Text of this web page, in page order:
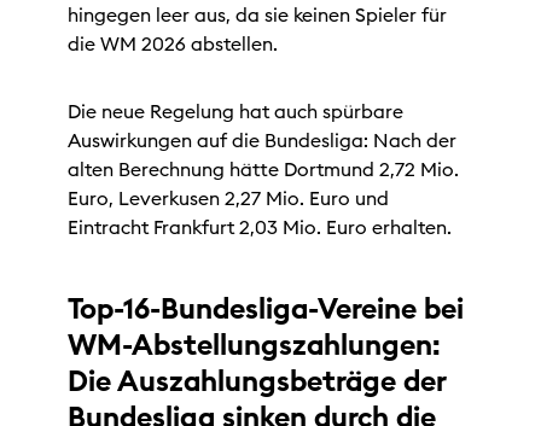
hingegen leer aus, da sie keinen Spieler für
die WM 2026 abstellen.
Die neue Regelung hat auch spürbare
Auswirkungen auf die Bundesliga: Nach der
alten Berechnung hätte Dortmund 2,72 Mio.
Euro, Leverkusen 2,27 Mio. Euro und
Eintracht Frankfurt 2,03 Mio. Euro erhalten.
Top-16-Bundesliga-Vereine bei
WM-Abstellungszahlungen:
Die Auszahlungsbeträge der
Bundesliga sinken durch die